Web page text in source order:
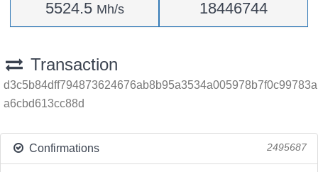
5524.5 Mh/s 18446744
Transaction
d3c5b84dff794873624676ab8b95a3534a005978b7f0c99783a
a6cbd613cc88d
Confirmations 2495687